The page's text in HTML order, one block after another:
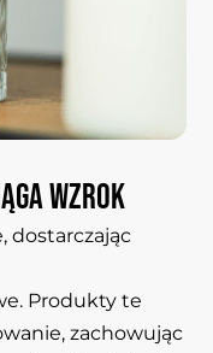
wzrok
dostarczając
Produkty te
zachowując